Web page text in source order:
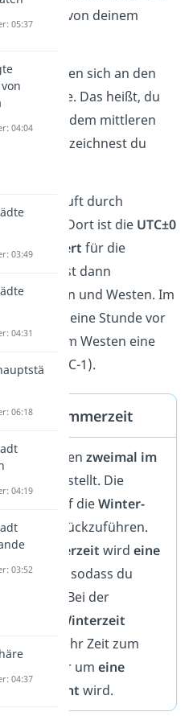
von deinem
orientieren sich an den
der Erde. Das heißt, du
die UTC ab dem mittleren
Diesen bezeichnest du
verläuft durch
in London. Dort ist die UTC±0
für die
Du zählst dann
nach Osten und Westen. Im
die Uhrzeit eine Stunde vor
sie im Westen eine
(UTC-1).
und Sommerzeit
werden zweimal im
umgestellt. Die
ist auf dieWinter-
zurückzuführen.
derSommerzeit wirdeine
, sodass du
hast. Bei der
auf die
Winterzeit
hast du mehr Zeit zum
weil die Uhr umeine
wird.
05:37
04:04
03:49
04:31
06:18
04:19
03:52
04:37